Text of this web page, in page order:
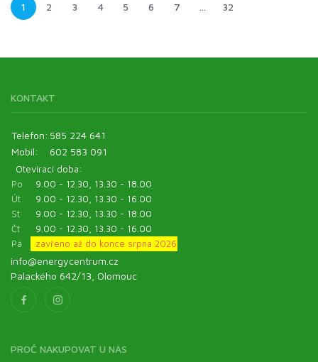
1 2 3 4 5 6 7 … 32
KONTAKT
Telefon: 585 224 641
Mobil:
602 583 091
Otevírací doba:
Po
9.00 - 12.30, 13.30 - 18.00
Út
9.00 - 12.30, 13.30 - 16.00
St
9.00 - 12.30, 13.30 - 18.00
Čt
9.00 - 12.30, 13.30 - 16.00
Pá
zavřeno až do konce srpna 2026
info@energycentrum.cz
Palackého 642/13, Olomouc
PROČ NAKUPOVAT U NÁS